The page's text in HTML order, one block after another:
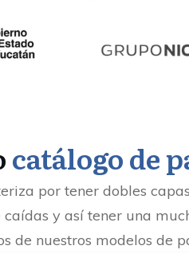
catálogo de
por tener dobles
y así tener una
de nuestros modelos de